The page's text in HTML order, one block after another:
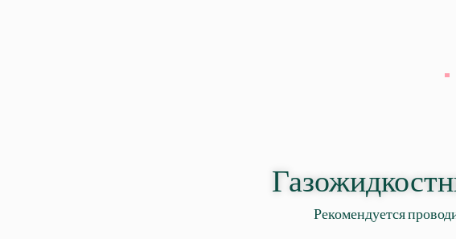
Рекомендуется